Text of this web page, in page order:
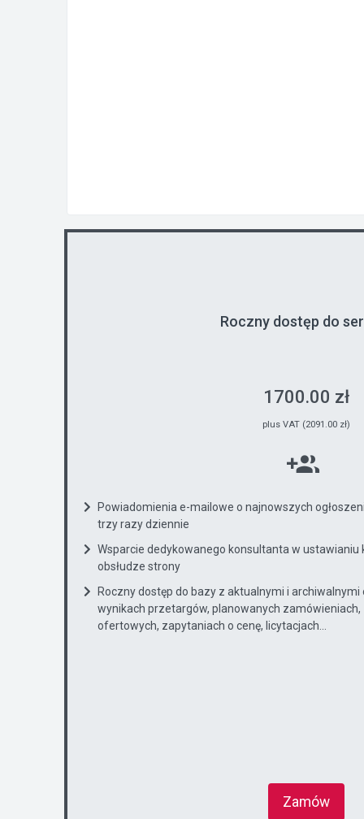
Roczny dostęp do
1700.00 zł
plus VAT (2091.00 zł)
Powiadomienia e-mailowe o najnowszych
trzy razy dziennie
Wsparcie dedykowanego konsultanta w
obsłudze strony
Roczny dostęp do bazy z aktualnymi i
wynikach przetargów, planowanych
ofertowych, zapytaniach o cenę, licytacjach...
Zamów